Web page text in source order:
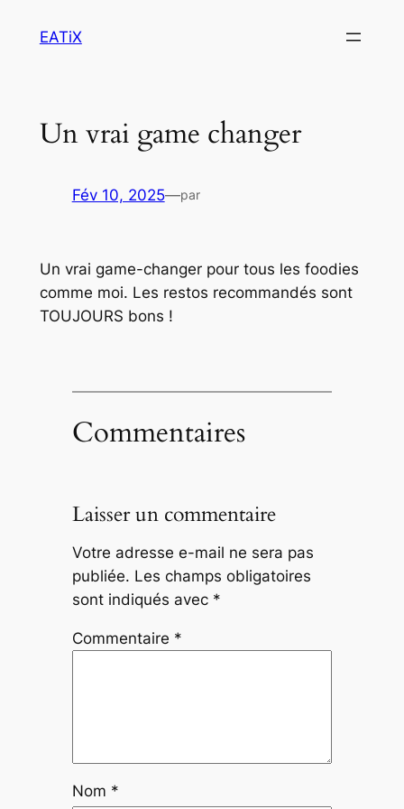
EATiX
Un vrai game changer
Fév 10, 2025—par
Un vrai game-changer pour tous les foodies
comme moi. Les restos recommandés sont
TOUJOURS bons !
Commentaires
Laisser un commentaire
Votre adresse e-mail ne sera pas
publiée. Les champs obligatoires
sont indiqués avec *
Commentaire *
Nom *